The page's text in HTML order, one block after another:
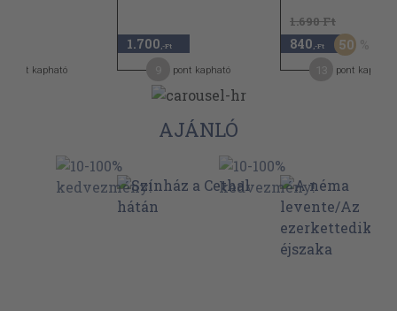
pont kapható
1.700 ,-Ft
pont kapható
1.690 Ft
840 ,-Ft 50
pont kapható
AJÁNLÓ